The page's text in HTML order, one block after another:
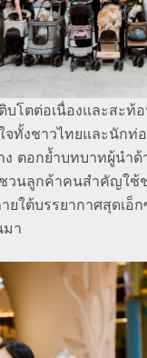
บโตต่อเนื่องและสะ
ทั้งชาวไทยและนักท่
ตอกย้ำบทบาทผู้นำ
ชวนลูกค้าคนสำคัญใ
ยใต้บรรยากาศสุดเ
า